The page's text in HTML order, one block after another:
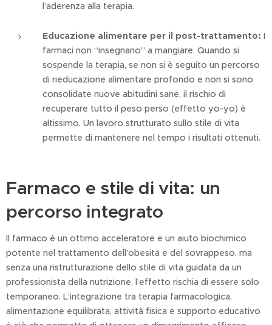
l’aderenza alla terapia.
Educazione alimentare per il post-trattamento: I
farmaci non “insegnano” a mangiare. Quando si
sospende la terapia, se non si è seguito un percorso
di rieducazione alimentare profondo e non si sono
consolidate nuove abitudini sane, il rischio di
recuperare tutto il peso perso (effetto yo-yo) è
altissimo. Un lavoro strutturato sullo stile di vita
permette di mantenere nel tempo i risultati ottenuti.
Farmaco e stile di vita: un
percorso integrato
Il farmaco è un ottimo acceleratore e un aiuto biochimico
potente nel trattamento dell’obesità e del sovrappeso, ma
senza una ristrutturazione dello stile di vita guidata da un
professionista della nutrizione, l’effetto rischia di essere solo
temporaneo. L’integrazione tra terapia farmacologica,
alimentazione equilibrata, attività fisica e supporto educativo